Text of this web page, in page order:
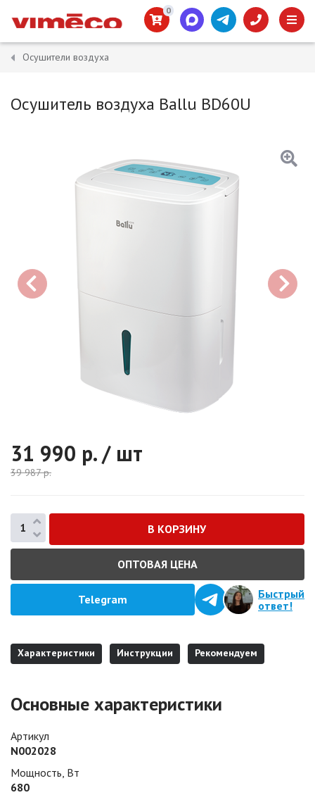
0
Осушители воздуха
Осушитель воздуха Ballu BD60U
31 990 р. / шт
39 987р.
ОПТОВАЯ ЦЕНА
Telegram
Быстрый
ответ!
Характеристики Инструкции Рекомендуем
Основные характеристики
Артикул
N002028
Мощность, Вт
680